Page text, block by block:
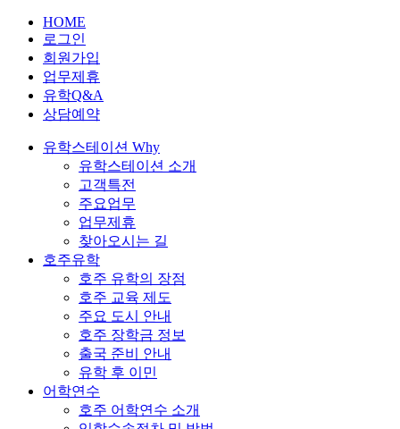
HOME
로그인
회원가입
업무제휴
유학Q&A
상담예약
유학스테이션 Why
유학스테이션 소개
고객특전
주요업무
업무제휴
찾아오시는 길
호주유학
호주 유학의 장점
호주 교육 제도
주요 도시 안내
호주 장학금 정보
출국 준비 안내
유학 후 이민
어학연수
호주 어학연수 소개